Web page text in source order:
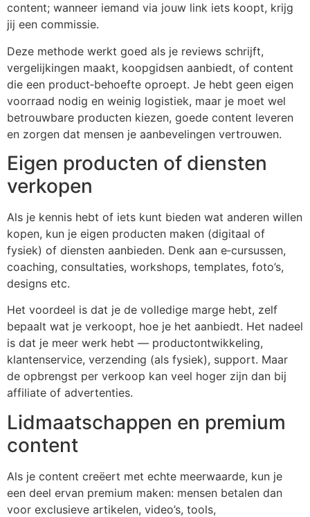
content; wanneer iemand via jouw link iets koopt, krijg
jij een commissie.
Deze methode werkt goed als je reviews schrijft,
vergelijkingen maakt, koopgidsen aanbiedt, of content
die een product‐behoefte oproept. Je hebt geen eigen
voorraad nodig en weinig logistiek, maar je moet wel
betrouwbare producten kiezen, goede content leveren
en zorgen dat mensen je aanbevelingen vertrouwen.
Eigen producten of diensten
verkopen
Als je kennis hebt of iets kunt bieden wat anderen willen
kopen, kun je eigen producten maken (digitaal of
fysiek) of diensten aanbieden. Denk aan e‑cursussen,
coaching, consultaties, workshops, templates, foto’s,
designs etc.
Het voordeel is dat je de volledige marge hebt, zelf
bepaalt wat je verkoopt, hoe je het aanbiedt. Het nadeel
is dat je meer werk hebt — productontwikkeling,
klantenservice, verzending (als fysiek), support. Maar
de opbrengst per verkoop kan veel hoger zijn dan bij
affiliate of advertenties.
Lidmaatschappen en premium
content
Als je content creëert met echte meerwaarde, kun je
een deel ervan premium maken: mensen betalen dan
voor exclusieve artikelen, video’s, tools,